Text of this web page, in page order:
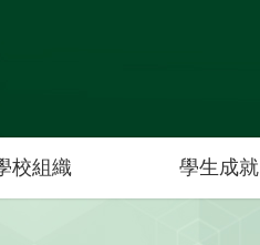
校組織 學生成就